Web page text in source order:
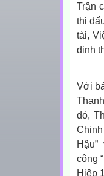
Trận
thi
tài,
định
Với
đó,
Chinh
công
Hiệp 1